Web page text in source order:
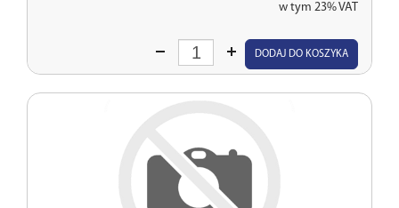
w tym 23% VAT
Wprowadź
DODAJ DO KOSZYKA